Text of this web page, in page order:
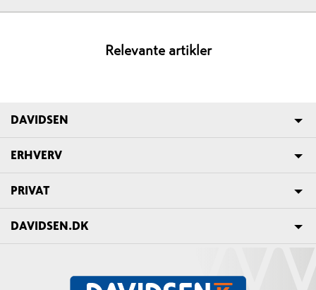
Relevante artikler
DAVIDSEN
ERHVERV
PRIVAT
DAVIDSEN.DK